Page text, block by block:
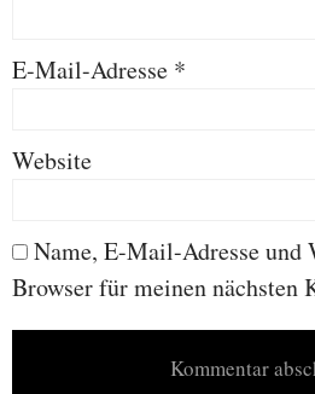
E-Mail-Adresse *
Website
Name, E-Mail-Adresse und
Browser für meinen nächsten